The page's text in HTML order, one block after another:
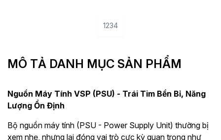
1234
MÔ TẢ DANH MỤC SẢN PHẨM
Nguồn Máy Tính VSP (PSU) - Trái Tim Bền Bỉ, Năng
Lượng Ổn Định
Bộ nguồn máy tính (PSU - Power Supply Unit) thường bị
xem nhẹ, nhưng lại đóng vai trò cực kỳ quan trọng như